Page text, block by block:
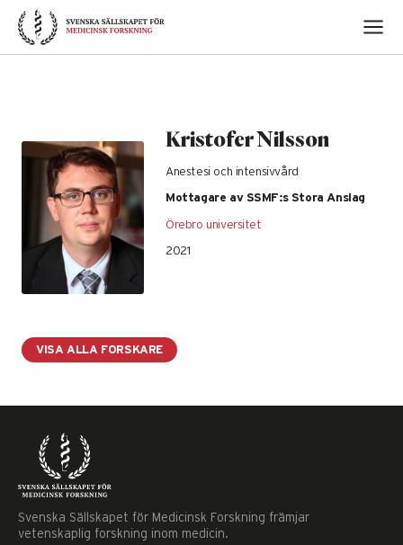
Skip
content
Kristofer Nilsson
Anestesi och intensivvård
Mottagare av SSMF:s Stora Anslag
Örebro universitet
2021
VISA ALLA FORSKARE
Svenska Sällskapet för Medicinsk Forskning främjar
vetenskaplig forskning inom medicin.